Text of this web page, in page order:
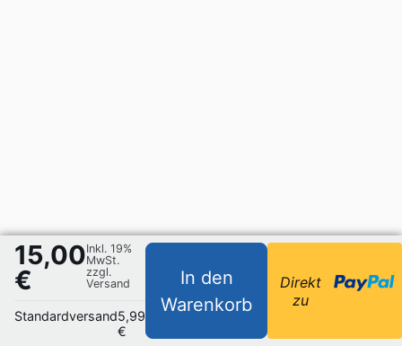
15,00
€
Inkl. 19%
MwSt.
zzgl.
Versand
Standardversand5,99
€
In den
Warenkorb
Direkt
zu